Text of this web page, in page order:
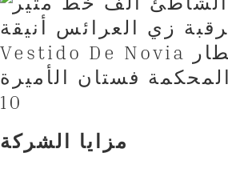
مزايا الشركة